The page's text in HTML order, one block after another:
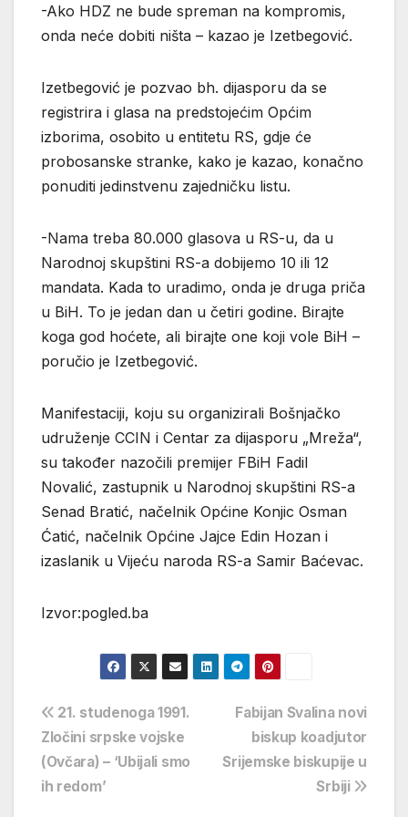
-Ako HDZ ne bude spreman na kompromis,
onda neće dobiti ništa – kazao je Izetbegović.
Izetbegović je pozvao bh. dijasporu da se
registrira i glasa na predstojećim Općim
izborima, osobito u entitetu RS, gdje će
probosanske stranke, kako je kazao, konačno
ponuditi jedinstvenu zajedničku listu.
-Nama treba 80.000 glasova u RS-u, da u
Narodnoj skupštini RS-a dobijemo 10 ili 12
mandata. Kada to uradimo, onda je druga priča
u BiH. To je jedan dan u četiri godine. Birajte
koga god hoćete, ali birajte one koji vole BiH –
poručio je Izetbegović.
Manifestaciji, koju su organizirali Bošnjačko
udruženje CCIN i Centar za dijasporu „Mreža“,
su također nazočili premijer FBiH Fadil
Novalić, zastupnik u Narodnoj skupštini RS-a
Senad Bratić, načelnik Općine Konjic Osman
Ćatić, načelnik Općine Jajce Edin Hozan i
izaslanik u Vijeću naroda RS-a Samir Baćevac.
Izvor:pogled.ba
Navigacija
objava
Fabijan Svalina novi
biskup koadjutor
Srijemske biskupije u
Srbiji
21. studenoga 1991.
Zločini srpske vojske
(Ovčara) – ‘Ubijali smo
ih redom’